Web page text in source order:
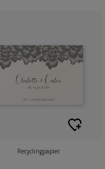
Recyclingpapier